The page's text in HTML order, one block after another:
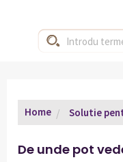
Home Solutie
De unde pot